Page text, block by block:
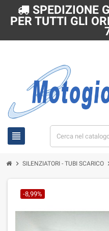
SPEDIZIONE
PER TUTTI GLI
view_headline
chevron_right SILENZIATORI - TUBI SCARICO
-8,99%